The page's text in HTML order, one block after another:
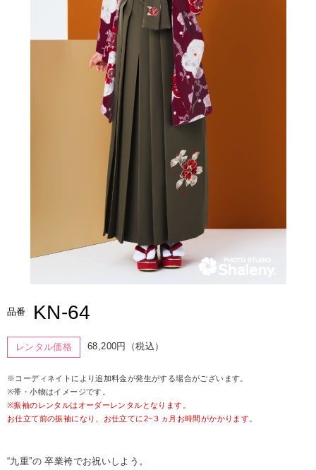
品番 KN-64
レンタル価格 68,200円（税込）
※コーディネイトにより追加料金が発生がする場合がございます。
※帯・小物はイメージです。
※振袖のレンタルはオーダーレンタルとなります。
お仕立て前の振袖になり、お仕立てに2~３ヵ月お時間がかかります。
“九重”の 卒業袴でお祝いしよう。